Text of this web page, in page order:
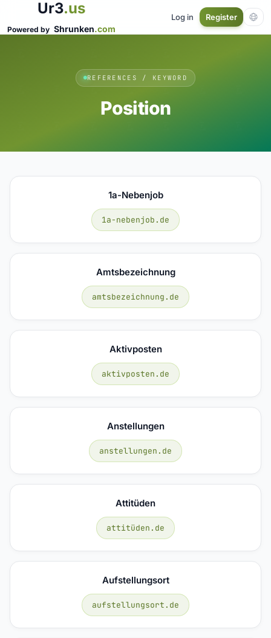
Ur3.us
Powered by Shrunken.com
Log in Register
REFERENCES / KEYWORD
Position
1a-Nebenjob
1a-nebenjob.de
Amtsbezeichnung
amtsbezeichnung.de
Aktivposten
aktivposten.de
Anstellungen
anstellungen.de
Attitüden
attitüden.de
Aufstellungsort
aufstellungsort.de